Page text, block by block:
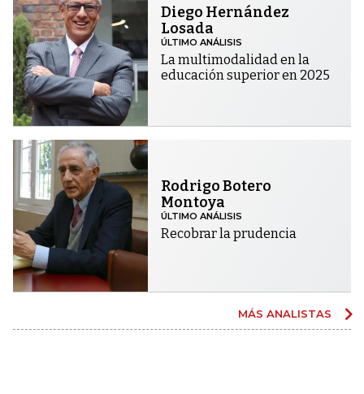
Diego Hernández
Losada
ÚLTIMO ANÁLISIS
La multimodalidad en la
educación superior en 2025
Rodrigo Botero
Montoya
ÚLTIMO ANÁLISIS
Recobrar la prudencia
MÁS ANALISTAS